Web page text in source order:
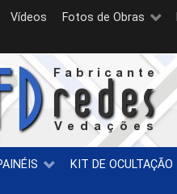
Vídeos Fotos de Obras
KIT DE OCULTAÇÃO